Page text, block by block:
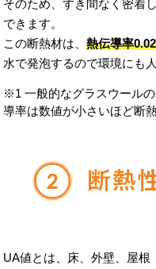
そのため、すき間なく密着
できます。
この断熱材は、熱伝導率
水で発泡するので環境にも
※1 一般的なグラスウール
導率は数値が小さいほど断
UA値とは、床、外壁、屋